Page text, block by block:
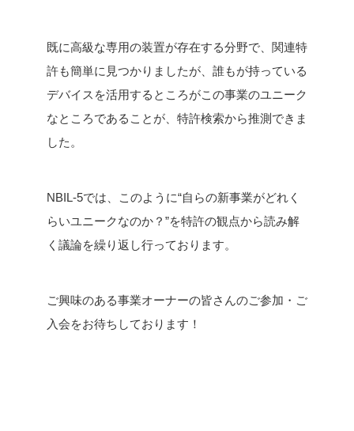
既に高級な専用の装置が存在する分野で、関連特
許も簡単に見つかりましたが、誰もが持っている
デバイスを活用するところがこの事業のユニーク
なところであることが、特許検索から推測できま
した。
NBIL-5では、このように“自らの新事業がどれく
らいユニークなのか？”を特許の観点から読み解
く議論を繰り返し行っております。
ご興味のある事業オーナーの皆さんのご参加・ご
入会をお待ちしております！